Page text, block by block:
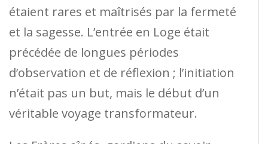
étaient rares et maîtrisés par la fermeté
et la sagesse. L’entrée en Loge était
précédée de longues périodes
d’observation et de réflexion ; l’initiation
n’était pas un but, mais le début d’un
véritable voyage transformateur.